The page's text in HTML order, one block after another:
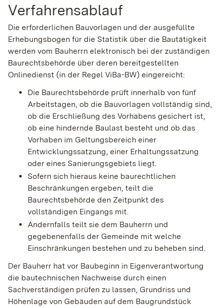
Verfahrensablauf
Die erforderlichen Bauvorlagen und der ausgefüllte
Erhebungsbogen für die Statistik über die Bautätigkeit
werden vom Bauherrn elektronisch bei der zuständigen
Baurechtsbehörde über deren bereitgestellten
Onlinedienst (in der Regel ViBa-BW) eingereicht:
Die Baurechtsbehörde prüft innerhalb von fünf
Arbeitstagen, ob die Bauvorlagen vollständig sind,
ob die Erschließung des Vorhabens gesichert ist,
ob eine hindernde Baulast besteht und ob das
Vorhaben im Geltungsbereich einer
Entwicklungssatzung, einer Erhaltungssatzung
oder eines Sanierungsgebiets liegt.
Sofern sich hieraus keine baurechtlichen
Beschränkungen ergeben, teilt die
Baurechtsbehörde den Zeitpunkt des
vollständigen Eingangs mit.
Andernfalls teilt sie dem Bauherrn und
gegebenenfalls der Gemeinde mit welche
Einschränkungen bestehen und zu beheben sind.
Der Bauherr hat vor Baubeginn in Eigenverantwortung
die bautechnischen Nachweise durch einen
Sachverständigen prüfen zu lassen, Grundriss und
Höhenlage von Gebäuden auf dem Baugrundstück